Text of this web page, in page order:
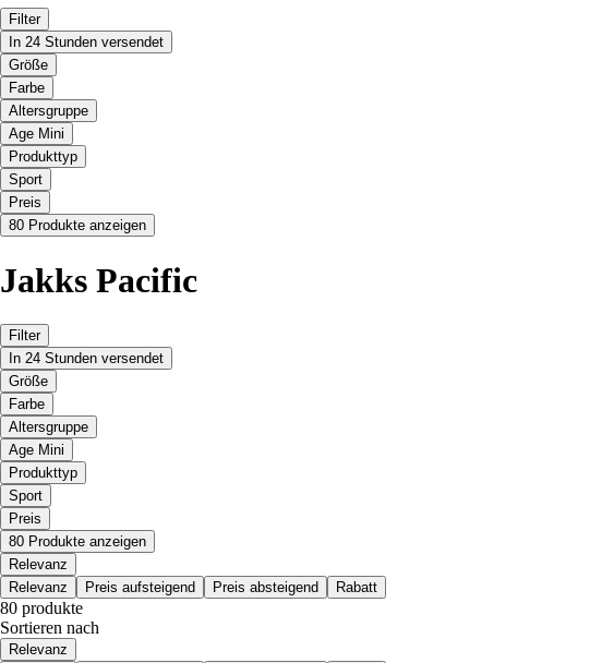
Filter
In 24 Stunden versendet
Größe
Farbe
Altersgruppe
Age Mini
Produkttyp
Sport
Preis
80 Produkte anzeigen
Jakks Pacific
Filter
In 24 Stunden versendet
Größe
Farbe
Altersgruppe
Age Mini
Produkttyp
Sport
Preis
80 Produkte anzeigen
Relevanz
Relevanz
Preis aufsteigend Preis absteigend Rabatt
80 produkte
Sortieren nach
Relevanz